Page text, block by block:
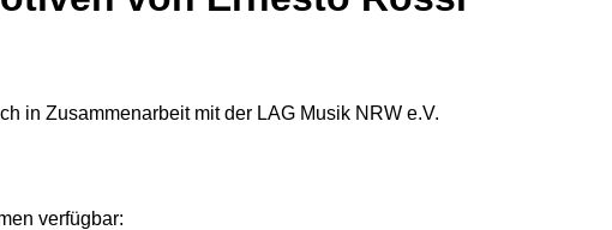
in Zusammenarbeit mit der LAG Musik NRW e.V.
verfügbar: